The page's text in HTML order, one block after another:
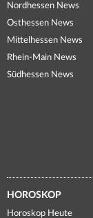
Nordhessen News
Osthessen News
Mittelhessen News
Rhein-Main News
Südhessen News
HOROSKOP
Horoskop Heute